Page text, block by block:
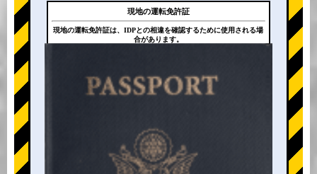
+
現地の運転免許証
現地の運転免許証は、IDPとの相違を確認するために使用される場
合があります。